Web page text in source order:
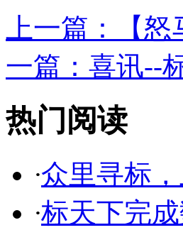
上一篇：
【
一篇： 喜讯--
热门阅读
·众里寻标
·标天下完